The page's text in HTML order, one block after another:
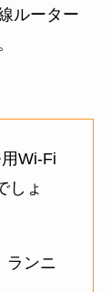
ルーター
Wi-Fi
しょ
ランニ